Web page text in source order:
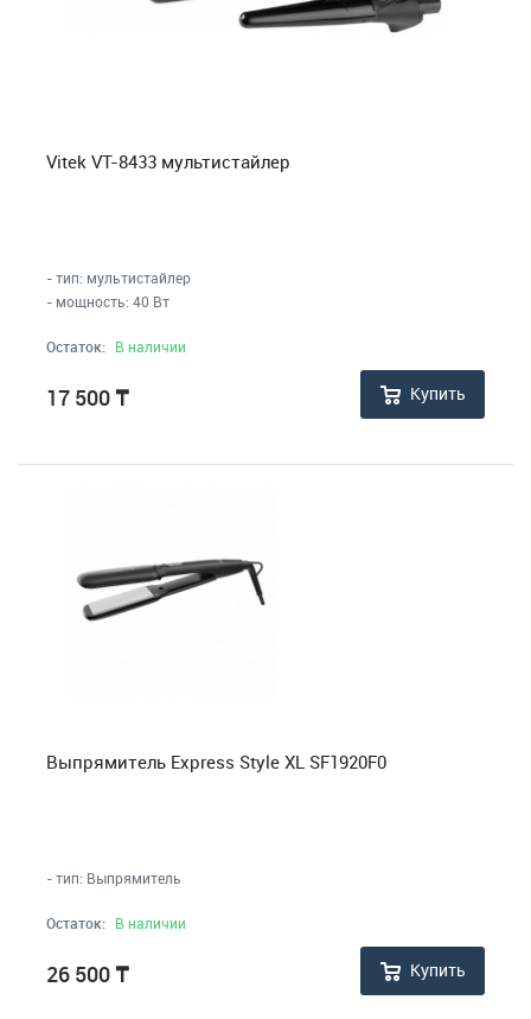
Vitek VT-8433 мультистайлер
- тип: мультистайлер
- мощность: 40 Вт
Остаток: В наличии
17 500 ₸ Купить
Выпрямитель Express Style XL SF1920F0
- тип: Выпрямитель
Остаток: В наличии
26 500 ₸ Купить